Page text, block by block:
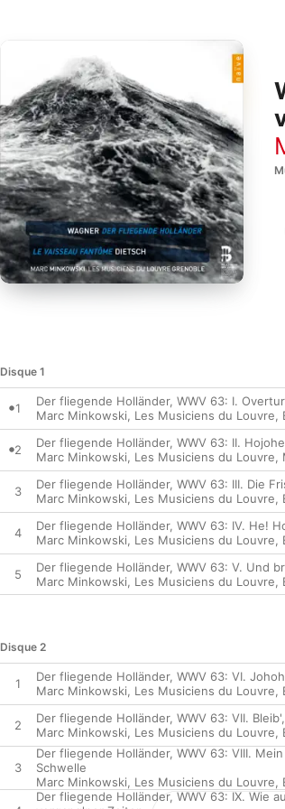
Disque 1
1
Der fliegende Holländer, WWV 63: I.
Marc Minkowski, Les Musiciens du Louvre,
2
Der fliegende Holländer, WWV 63: II.
Marc Minkowski, Les Musiciens du Louvre,
3
Der fliegende Holländer, WWV 63: III. Die
Marc Minkowski, Les Musiciens du Louvre,
4
Der fliegende Holländer, WWV 63: IV. He!
Marc Minkowski, Les Musiciens du Louvre,
5
Der fliegende Holländer, WWV 63: V. Und
Marc Minkowski, Les Musiciens du Louvre,
Disque 2
1
Der fliegende Holländer, WWV 63: VI.
Marc Minkowski, Les Musiciens du Louvre,
2
Der fliegende Holländer, WWV 63: VII.
Marc Minkowski, Les Musiciens du Louvre,
3
Der fliegende Holländer, WWV 63: VIII.
Schwelle
Marc Minkowski, Les Musiciens du Louvre,
Der fliegende Holländer, WWV 63: IX. Wie